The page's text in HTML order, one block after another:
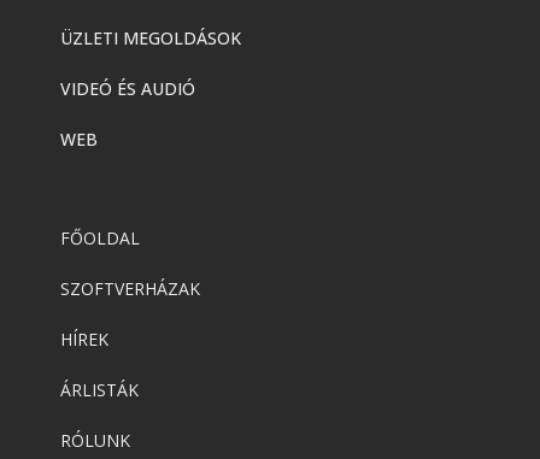
ÜZLETI MEGOLDÁSOK
VIDEÓ ÉS AUDIÓ
WEB
FŐOLDAL
SZOFTVERHÁZAK
HÍREK
ÁRLISTÁK
RÓLUNK